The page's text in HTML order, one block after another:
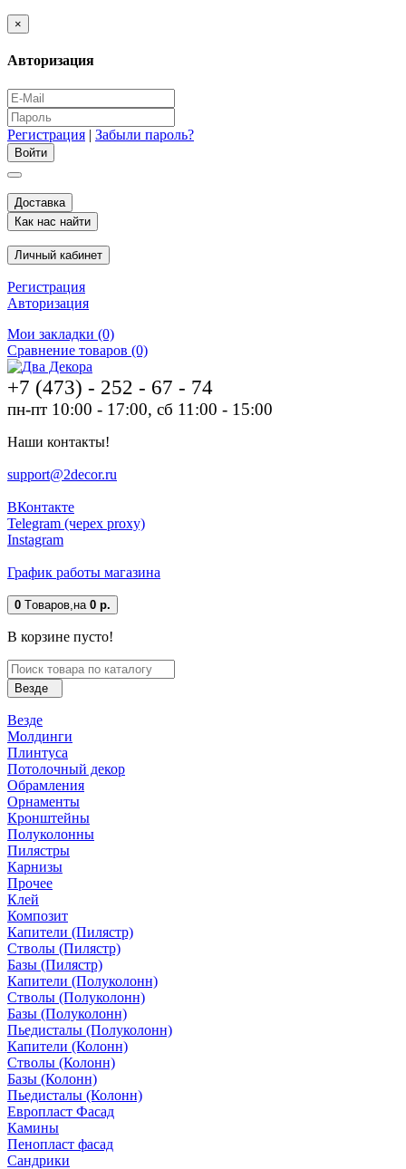
×
Авторизация
Регистрация | Забыли пароль?
Доставка
Как нас найти
Личный кабинет
Регистрация
Авторизация
Мои закладки (0)
Сравнение товаров (0)
+7 (473) - 252 - 67 - 74
пн-пт 10:00 - 17:00, сб 11:00 - 15:00
Наши контакты!
support@2decor.ru
ВКонтакте
Telegram (черех proxy)
Instagram
График работы магазина
0 Tоваров, на 0 р.
В корзине пусто!
Везде
Везде
Молдинги
Плинтуса
Потолочный декор
Обрамления
Орнаменты
Кронштейны
Полуколонны
Пилястры
Карнизы
Прочее
Клей
Композит
Капители (Пилястр)
Стволы (Пилястр)
Базы (Пилястр)
Капители (Полуколонн)
Стволы (Полуколонн)
Базы (Полуколонн)
Пьедисталы (Полуколонн)
Капители (Колонн)
Стволы (Колонн)
Базы (Колонн)
Пьедисталы (Колонн)
Европласт Фасад
Камины
Пенопласт фасад
Сандрики